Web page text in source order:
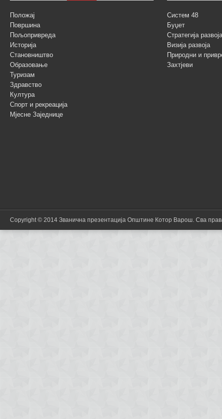
Положај
Површина
Пољопривреда
Историја
Становништво
Образовање
Туризам
Здравство
Култура
Спорт и рекреација
Мјесне Заједнице
Систем 48
Буџет
Стратегија
Визија развоја
Природни и
Захтјеви
Copyright © 2014 Званична презентација Општине Котор Варош. Сва